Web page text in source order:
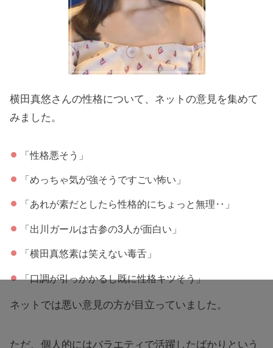
横田真悠さんの性格について、ネットの意見を集めて
みました。
「性格悪そう」
「めっちゃ気が強そうですごい怖い」
「あれが素だとしたら性格的にちょっと無理‥」
「出川ガールは古参の3人が面白い」
「横田真悠素は笑えない毒舌」
「口調が引っかかるし既に性格キツそう」
ネットでは悪い意見の方が目立っていました。
ただ、個人的にはバラエティで活躍したばかりという